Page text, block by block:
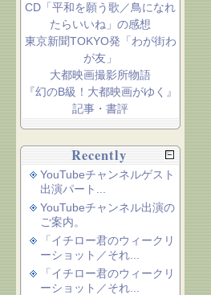
CD「平和を願う歌／鳥になれ
たらいいね」の感想
東京新聞TOKYO発「わが街わ
が友」
大都映画撮影所物語
『幻のB級！大都映画がゆく』
記事・書評
Recently
YouTubeチャンネルゲスト
出演パート...
YouTubeチャンネル出演の
ご案内。
「イチロー君のウィークリ
ーショット／それ...
「イチロー君のウィークリ
ーショット／それ...